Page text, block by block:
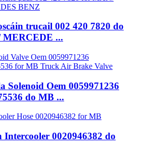
trucail 002 420 7820 do
...
Solenoid Oem 0059971236
do MB ...
Intercooler 0020946382 do